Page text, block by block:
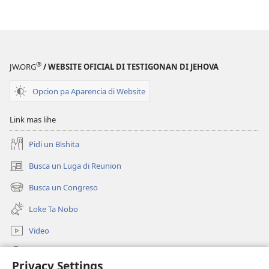
Privacy Settings
JW.ORG® / WEBSITE OFICIAL DI TESTIGONAN DI JEHOVA
Opcion pa Aparencia di Website
Link mas lihe
Pidi un Bishita
Busca un Luga di Reunion
(opens
new
window)
Busca un Congreso
(opens
new
window)
Loke Ta Nobo
Video